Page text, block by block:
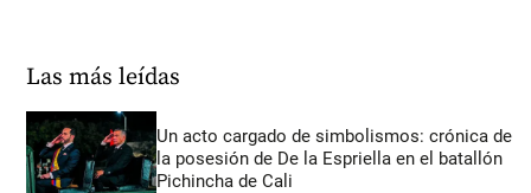
Las más leídas
Un acto cargado de simbolismos: crónica de
la posesión de De la Espriella en el batallón
Pichincha de Cali